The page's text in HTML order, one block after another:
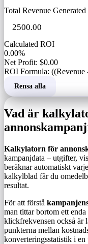
Total Revenue Generated
Calculated ROI
0.00%
Net Profit: $0.00
ROI Formula: ((Revenue
Rensa alla
Vad är
Kalkylatorn för
kampanjdata – utgifter,
beräknar automatiskt
kalkylblad får du
resultat.
För att förstå
man tittar bortom ett
klickfrekvensen också är
punkterna mellan
konverteringsstatistik i en